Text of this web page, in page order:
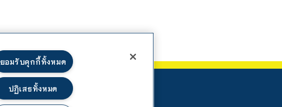
ยอมรับคุกกี้ทั้งหมด
ปฏิเสธทั้งหมด